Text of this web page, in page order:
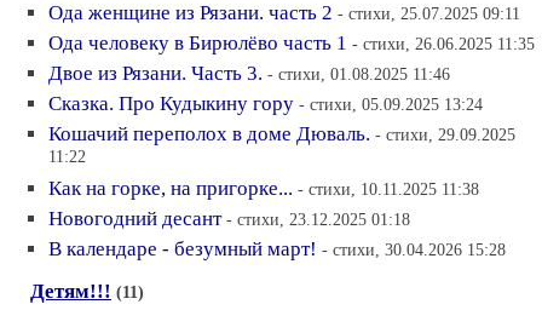
Ода женщине из Рязани. часть 2 - стихи, 25.07.2025 09:11
Ода человеку в Бирюлёво часть 1 - стихи, 26.06.2025 11:35
Двое из Рязани. Часть 3. - стихи, 01.08.2025 11:46
Сказка. Про Кудыкину гору - стихи, 05.09.2025 13:24
Кошачий переполох в доме Дюваль. - стихи, 29.09.2025
11:22
Как на горке, на пригорке... - стихи, 10.11.2025 11:38
Новогодний десант - стихи, 23.12.2025 01:18
В календаре - безумный март! - стихи, 30.04.2026 15:28
Детям!!! (11)